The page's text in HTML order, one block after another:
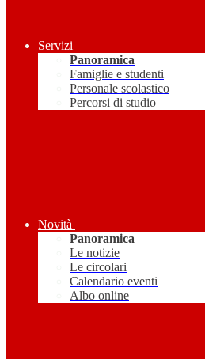
Servizi
Panoramica
Famiglie e studenti
Personale scolastico
Percorsi di studio
Novità
Panoramica
Le notizie
Le circolari
Calendario eventi
Albo online